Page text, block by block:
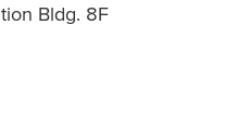
Bldg. 8F